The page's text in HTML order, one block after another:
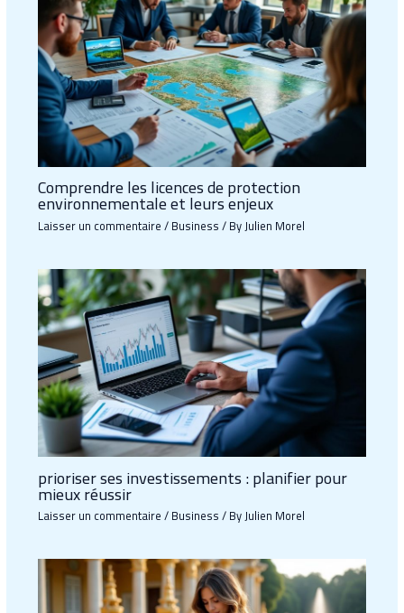
Comprendre les licences de protection
environnementale et leurs enjeux
Laisser un commentaire/Business/ ByJulien Morel
prioriser ses investissements : planifier pour
mieux réussir
Laisser un commentaire/Business/ ByJulien Morel